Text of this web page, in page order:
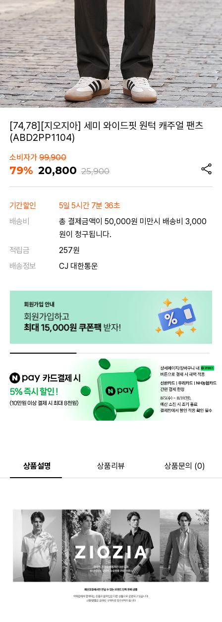
[74,78][지오지아] 세미 와이드핏 원턱 캐주얼 팬츠
(ABD2PP1104)
소비자가99,900
79% 20,800 25,900
기간할인
5일 5시간 7분 36초
배송비
총 결제금액이 50,000원 미만시 배송비 3,000
원이 청구됩니다.
적립금
257원
배송정보
CJ 대한통운
상품설명 상품리뷰 상품문의 (0)